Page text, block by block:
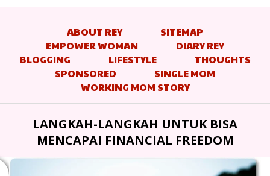
ABOUT REY
SITEMAP
EMPOWER WOMAN
DIARY REY
BLOGGING
LIFESTYLE
THOUGHTS
SPONSORED
SINGLE MOM
WORKING MOM STORY
LANGKAH-LANGKAH UNTUK BISA
MENCAPAI FINANCIAL FREEDOM